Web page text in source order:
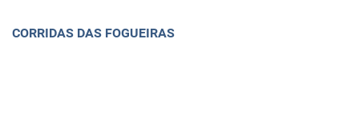
CORRIDAS DAS FOGUEIRAS